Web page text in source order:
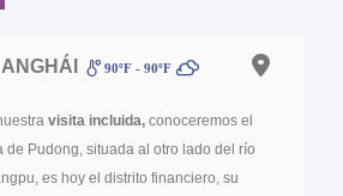
90ºF - 90ºF
visita incluida, conoceremos el
de Pudong, situada al otro lado del río
es hoy el distrito financiero, su